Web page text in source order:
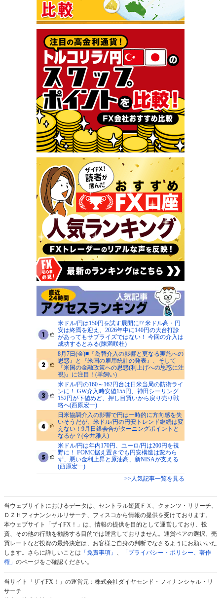
米ドル/円は150円を試す展開に!? 米ドル高・円
安は終焉を迎え、2026年中に140円の大台打診
があってもサプライズではない！ 今回の介入は
成功するとみる(陳満咲杜)
8月7日(金)■『為替介入の影響と更なる実施への
思惑』と『米国の雇用統計の発表』、そして
『米国の金融政策への思惑(利上げへの思惑に注
視)』に注目！(羊飼い)
米ドル/円の160～162円台は日米当局の防衛ライ
ンに！ GW介入時安値155円、神田シーリング
152円が下値めど、押し目買いから戻り売り戦
略へ(西原宏一)
日米協調介入の影響で円は一時的に方向感を失
いそうだが、米ドル/円の円安トレンド継続は変
えない！9月日銀会合がターニングポイントと
なるか？(今井雅人)
米ドル/円は年内170円、ユーロ/円は200円を視
野に！ FOMC据え置きでも円安構造は変わら
ず、悪い金利上昇と原油高、新NISAが支える
(西原宏一)
>>人気記事一覧を見る
当ウェブサイトにおけるデータは、セントラル短資ＦＸ、クォンツ・リサーチ、
ＤＺＨフィナンシャルリサーチ、フィスコから情報の提供を受けております。
本ウェブサイト「ザイFX！」は、情報の提供を目的として運営しており、投
資、その他の行動を勧誘する目的では運営しておりません。通貨ペアの選択、売
買レートなど投資の最終決定は、お客様ご自身の判断でなさるようにお願いいた
します。さらに詳しいことは 「免責事項」 、
「プライバシー・ポリシー、著作
権」 のページをご確認ください。
当サイト「ザイFX！」の運営元：株式会社ダイヤモンド・フィナンシャル・リ
サーチ